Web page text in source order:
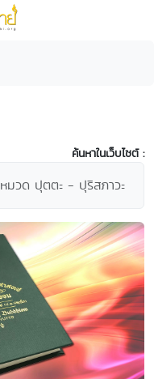
ค้นหาในเว็บไซต์ :
หมวด ปุตตะ - ปุริสภาวะ